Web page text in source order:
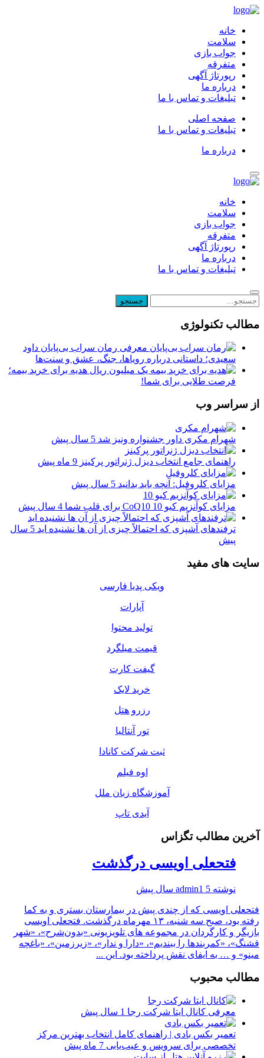
خانه
سلامت
جواب بازی
متفرقه
رپورتاژ آگهی
درباره ما
تبلیغات و تماس با ما
صفحه اصلی
تبلیغات و تماس با ما
درباره ما
خانه
سلامت
جواب بازی
متفرقه
رپورتاژ آگهی
درباره ما
تبلیغات و تماس با ما
مطالب تکنولوژی
معرفی رمان سراب بی‌پایان داود
سعیدی؛ داستانی درباره رویاها، جنگ، عشق و سنت‌ها
یک میلیون ریال هدیه برای خرید بیمه؛
فرصت طلایی برای شما!
از سراسر وب
شهرام مکری داور جشنواره ونیز شد 5 سال پیش
راهنمای جامع انتخاب دیزل ژنراتور پرکینز 9 ماه پیش
مزایای کلروفیل: آنچه باید بدانید 5 سال پیش
مزایای کوآنزیم کیو 10 CoQ10 برای قلب شما 4 سال پیش
ترفندهای آشپزی که احتمالاً چیزی از آن ها نشنیده اید
5 سال
پیش
سایت های مفید
ویکی پدیا فارسی
آپارات
تولید محتوا
قیمت میلگرد
گیفت کارت
خرید لایک
رزرو هتل
تور آنتالیا
ثبت شرکت کانادا
اوه فیلم
آموزشگاه زبان ملل
آیدی تاپ
آخرین مطالب تگزاس
فتحعلی اویسی درگذشت
نوشته admin1 5 سال پیش
فتحعلی اویسی که از چندی پیش در بیمارستان بستری و به کما
رفته بود، صبح سه شنبه، ۱۳ مهرماه درگذشت. فتحعلی اویسی
بازیگر و کارگردان در مجموعه های تلویزیونی «بدون‌شرح»، «شهر
قشنگ»، «کمربندها را ببندیم»، «دارا و ندار»، «زیرزمین»، «باغچه
مینو» و … به ایفای نقش پرداخته بود. این ...
مطالب محبوب
معرفی کانال ایتا شرکت رجا 1 سال پیش
تعمیر بکس بادی | راهنمای کامل انتخاب بهترین مرکز
تخصصی برای سرویس و عیب‌یابی 7 ماه پیش